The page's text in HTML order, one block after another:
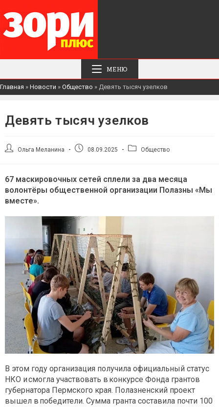
МЕНЮ
Главная » Новости » Общество » Девять тысяч узелков
Девять тысяч узелков
АвторОльга Меланина
Запись08.09.2025
РубрикаОбщество
67 маскировочных сетей сплели за два месяца
волонтёры общественной организации Полазны «Мы
вместе».
В этом году организация получила официальный статус
НКО и смогла участвовать в конкурсе Фонда грантов
губернатора Пермского края. Полазненский проект
вышел в победители. Сумма гранта составила почти 100